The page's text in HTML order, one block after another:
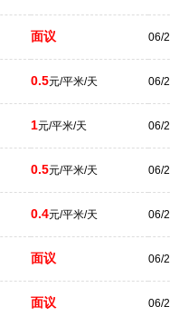
面议 06/
0.5元/平米/天 06/
1元/平米/天 06/
0.5元/平米/天 06/
0.4元/平米/天 06/
面议 06/
面议 06/